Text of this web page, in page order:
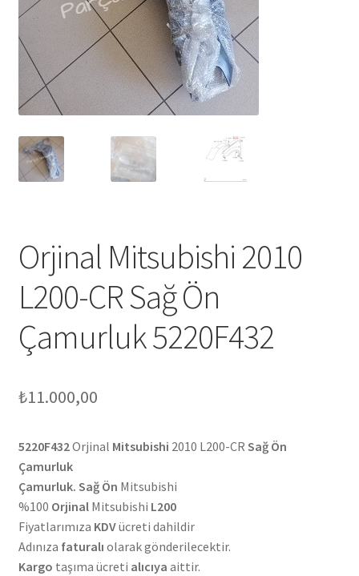
Orjinal Mitsubishi 2010
L200-CR Sağ Ön
Çamurluk 5220F432
₺11.000,00
5220F432Orjinal Mitsubishi 2010 L200-CR Sağ Ön
Çamurluk
Çamurluk. Sağ Ön Mitsubishi
%100 OrjinalMitsubishi L200
Fiyatlarımıza KDVücreti dahildir
Adınıza faturalı olarak gönderilecektir.
Kargo taşıma ücreti alıcıya aittir.